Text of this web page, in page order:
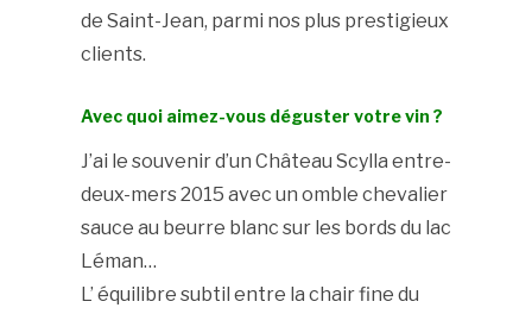
de Saint-Jean, parmi nos plus prestigieux
clients.
Avec quoi aimez-vous déguster votre vin ?
J’ai le souvenir d’un Château Scylla entre-
deux-mers 2015 avec un omble chevalier
sauce au beurre blanc sur les bords du lac
Léman…
L’ équilibre subtil entre la chair fine du